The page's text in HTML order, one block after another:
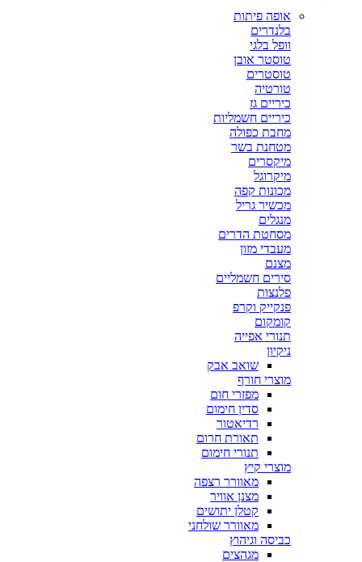
אופה פיתות
בלנדרים
וופל בלגי
טוסטר אובן
טוסטרים
טורטיה
כיריים גז
כיריים חשמליות
מחבת כפולה
מטחנת בשר
מיקסרים
מיקרוגל
מכונות קפה
מכשיר גריל
מנגלים
מסחטת הדרים
מעבדי מזון
מצנם
סירים חשמליים
פלנצות
פנקייק וקרפ
קומקום
תנורי אפייה
ניקיון
שואב אבק
מוצרי חורף
מפזרי חום
סדין חימום
רדיאטור
תאורת חרום
תנורי חימום
מוצרי קיץ
מאוורר רצפה
מצנן אוויר
קטלן יתושים
מאוורר שולחני
כביסה וגיהוץ
מגהצים